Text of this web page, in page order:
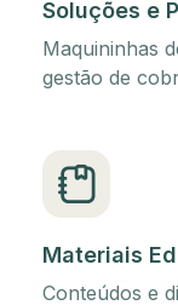
Soluções e
Maquininhas
gestão de
Materiais
Conteúdos e